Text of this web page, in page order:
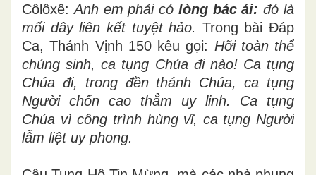
Côlôxê:Anh em phải có lòng bác ái: đó là
mối dây liên kết tuyệt hảo. Trong bài Đáp
Ca, Thánh Vịnh 150 kêu gọi: Hỡi toàn thể
chúng sinh, ca tụng Chúa đi nào! Ca tụng
Chúa đi, trong đền thánh Chúa, ca tụng
Người chốn cao thẳm uy linh. Ca tụng
Chúa vì công trình hùng vĩ, ca tụng Người
lẫm liệt uy phong.